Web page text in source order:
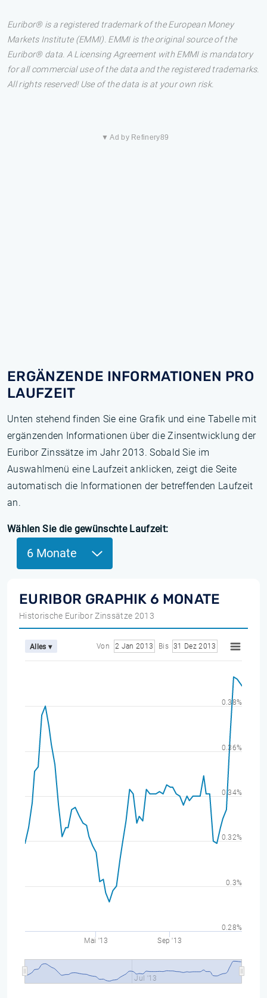
Euribor® is a registered trademark of the European Money
Markets Institute (EMMI). EMMI is the original source of the
Euribor® data. A Licensing Agreement with EMMI is mandatory
for all commercial use of the data and the registered trademarks.
All rights reserved! Use of the data is at your own risk.
▼ Ad by Refinery89
ERGÄNZENDE INFORMATIONEN PRO
LAUFZEIT
Unten stehend finden Sie eine Grafik und eine Tabelle mit
ergänzenden Informationen über die Zinsentwicklung der
Euribor Zinssätze im Jahr 2013. Sobald Sie im
Auswahlmenü eine Laufzeit anklicken, zeigt die Seite
automatisch die Informationen der betreffenden Laufzeit
an.
Wählen Sie die gewünschte Laufzeit:
6 Monate
EURIBOR GRAPHIK 6 MONATE
Historische Euribor Zinssätze 2013
Alles ▾ Von 2 Jan 2013 Bis 31 Dez 2013
Mai '13 Sep '13
Jul '13
0.28%
0.3%
0.32%
0.34%
0.36%
0.38%